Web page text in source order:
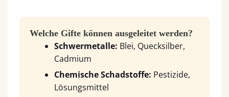
Welche Gifte können ausgeleitet werden?
Schwermetalle: Blei, Quecksilber,
Cadmium
Chemische Schadstoffe: Pestizide,
Lösungsmittel